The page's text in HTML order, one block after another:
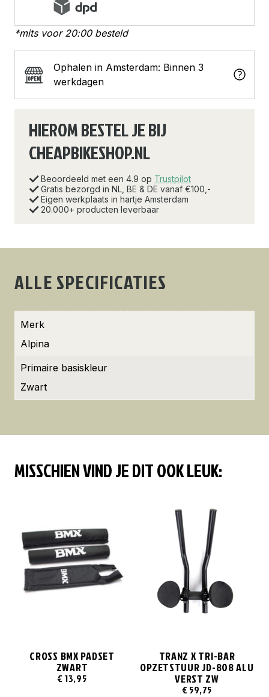
*mits voor 20:00 besteld
Ophalen in Amsterdam: Binnen 3
werkdagen
HIEROM BESTEL JE BIJ
CHEAPBIKESHOP.NL
Beoordeeld met een 4.9 op Trustpilot
Gratis bezorgd in NL, BE & DE vanaf €100,-
Eigen werkplaats in hartje Amsterdam
20.000+ producten leverbaar
ALLE SPECIFICATIES
Merk
Alpina
Primaire basiskleur
Zwart
MISSCHIEN VIND JE DIT OOK LEUK:
CROSS BMX PADSET
ZWART
€ 13,95
TRANZ X TRI-BAR
OPZETSTUUR JD-808 ALU
VERST ZW
€ 59,75